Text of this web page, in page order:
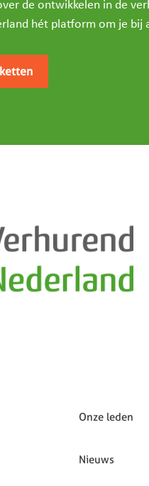
de ontwikkelen in de
hét platform om je bij
Onze leden
Nieuws